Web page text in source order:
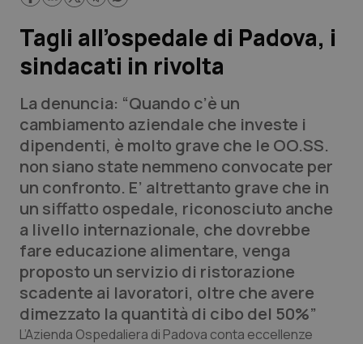
Lavoro e Professioni
Scienza e Farmaci
Studi e Analisi
Lettere al direttore
Edizioni Regionali
QS Pro
Professionisti Sanitari.AI
Tagli all’ospedale di Padova, i
sindacati in rivolta
La denuncia: “Quando c’è un
cambiamento aziendale che investe i
dipendenti, è molto grave che le OO.SS.
non siano state nemmeno convocate per
un confronto. E’ altrettanto grave che in
un siffatto ospedale, riconosciuto anche
a livello internazionale, che dovrebbe
fare educazione alimentare, venga
proposto un servizio di ristorazione
scadente ai lavoratori, oltre che avere
dimezzato la quantità di cibo del 50%”
L’Azienda Ospedaliera di Padova conta eccellenze